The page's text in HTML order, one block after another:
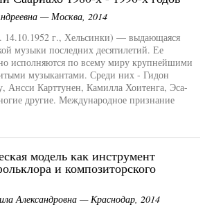
— Москва, 2014
14.10.1952 г., Хельсинки) — выдающаяся
музыки последних десятилетий. Ее
исполняются по всему миру крупнейшими
музыкантами. Среди них - Гидон
Карттунен, Камилла Хоитенга, Эса-
другие. Международное признание
модель как инструмент
и композиторского
Александровна — Краснодар, 2014